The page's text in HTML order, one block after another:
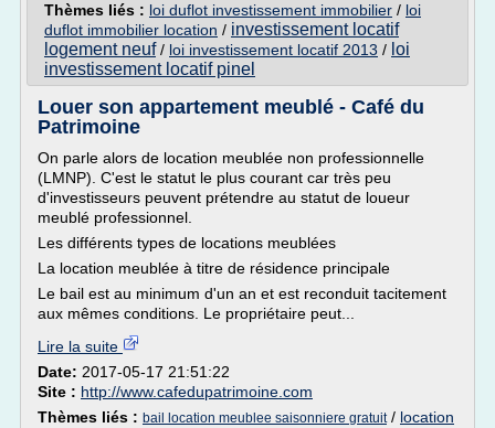
Thèmes liés : loi duflot investissement immobilier / loi
duflot immobilier location / investissement locatif
logement neuf/ loi investissement locatif 2013 / loi
investissement locatif pinel
Louer son appartement meublé - Café du
Patrimoine
On parle alors de location meublée non professionnelle
(LMNP). C'est le statut le plus courant car très peu
d'investisseurs peuvent prétendre au statut de loueur
meublé professionnel.
Les différents types de locations meublées
La location meublée à titre de résidence principale
Le bail est au minimum d'un an et est reconduit tacitement
aux mêmes conditions. Le propriétaire peut...
Lire la suite
Date: 2017-05-17 21:51:22
Site : http://www.cafedupatrimoine.com
Thèmes liés : bail location meublee saisonniere gratuit/ location